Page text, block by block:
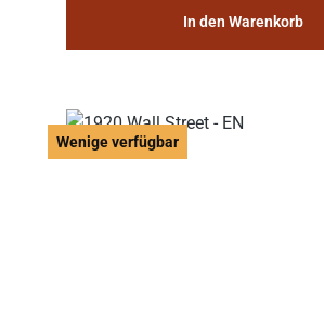
In den Warenkorb
Wenige verfügbar